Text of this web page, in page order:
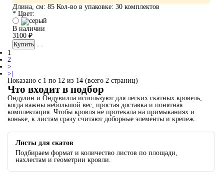
Длина, см: 85 Кол-во в упаковке: 30 комплектов
* Цвет:
В наличии
3100 ₽
Купить
1
2
>
>|
Показано с 1 по 12 из 14 (всего 2 страниц)
Что входит в подбор
Ондулин и Ондувилла используют для легких скатных кровель,
когда важны небольшой вес, простая доставка и понятная
комплектация. Чтобы кровля не протекала на примыканиях и
коньке, к листам сразу считают доборные элементы и крепеж.
Листы для скатов
Подбираем формат и количество листов по площади,
нахлестам и геометрии кровли.